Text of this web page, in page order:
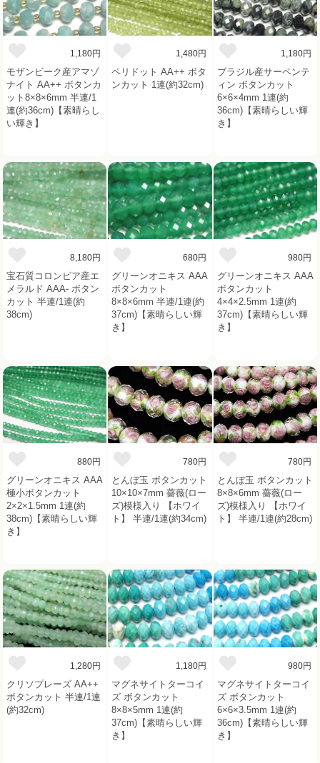
1,180円
モザンビーク産アマゾ
ナイト AA++ ボタンカ
ット8×8×6mm 半連/1
連(約36cm)【素晴らし
い輝き】
1,480円
ペリドット AA++ ボタ
ンカット 1連(約32cm)
1,180円
ブラジル産サーペンテ
ィン ボタンカット
6×6×4mm 1連(約
36cm)【素晴らしい輝
き】
8,180円
宝石質コロンビア産エ
メラルド AAA- ボタン
カット 半連/1連(約
38cm)
680円
グリーンオニキス AAA
ボタンカット
8×8×6mm 半連/1連(約
37cm)【素晴らしい輝
き】
980円
グリーンオニキス AAA
ボタンカット
4×4×2.5mm 1連(約
37cm)【素晴らしい輝
き】
880円
グリーンオニキス AAA
極小ボタンカット
2×2×1.5mm 1連(約
38cm)【素晴らしい輝
き】
780円
とんぼ玉 ボタンカット
10×10×7mm 薔薇(ロー
ズ)模様入り 【ホワイ
ト】 半連/1連(約34cm)
780円
とんぼ玉 ボタンカット
8×8×6mm 薔薇(ロー
ズ)模様入り 【ホワイ
ト】 半連/1連(約28cm)
1,280円
クリソプレーズ AA++
ボタンカット 半連/1連
(約32cm)
1,180円
マグネサイトターコイ
ズ ボタンカット
8×8×5mm 1連(約
37cm)【素晴らしい輝
き】
980円
マグネサイトターコイ
ズ ボタンカット
6×6×3.5mm 1連(約
36cm)【素晴らしい輝
き】